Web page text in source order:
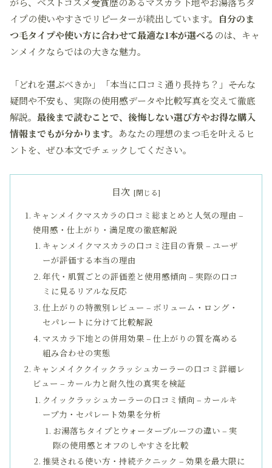
イプの使いやすさでリピーターが続出しています。
自分のま
つ毛タイプや使い方に合わせて最適な1本が選べる のは、キャ
ンメイクならではの大きな魅力。
「どれを選ぶべきか」「本当に口コミ通り長持ち？」――そんな
疑問や不安も、実際の使用感データや比較写真を交えて徹底
解説。 最後まで読むことで、後悔しない選び方やお得な購入
情報までもが分かります。 あなたの理想のまつ毛を叶えるヒ
ントを、ぜひ本文でチェックしてください。
目次
キャンメイクマスカラの口コミ総まとめと人気の理由 –
使用感・仕上がり・満足度の徹底解説
キャンメイクマスカラの口コミ注目の背景 – ユーザ
ーが評価する本当の理由
年代・肌質ごとの評価差と使用感傾向 – 実際の口コ
ミに見るリアルな反応
仕上がりの特徴別レビュー – ボリューム・ロング・
セパレートに分けて比較解説
マスカラ下地との併用効果 – 仕上がりの質を高める
組み合わせの実態
キャンメイククイックラッシュカーラーの口コミ詳細レ
ビュー – カール力と耐久性の真実を検証
クイックラッシュカーラーの口コミ傾向 – カールキ
ープ力・セパレート効果を分析
お湯落ちタイプとウォータープルーフの違い – 実
際の使用感とオフのしやすさを比較
推奨される使い方・持続テクニック – 効果を最大限に